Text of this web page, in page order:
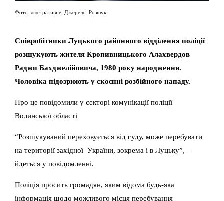
Фото ілюстративне. Джерело: Розшук
Співробітники Луцького районного відділення поліції
розшукують жителя Кропивницького Алахвердов
Раджи Бахджелійовича, 1980 року народження.
Чоловіка підозрюють у скоєнні розбійного нападу.
Про це повідомили у секторі комунікації поліції
Волинської області
“Розшукуваний переховується від суду, може перебувати
на території західної України, зокрема і в Луцьку”, –
йдеться у повідомленні.
Поліція просить громадян, яким відома будь-яка
інформація щодо можливого місця перебування